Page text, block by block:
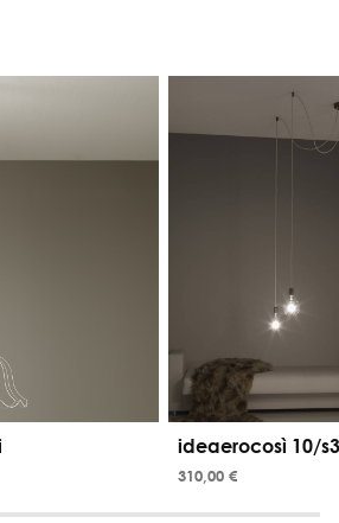
ideaerocosì 10/
310,00 €